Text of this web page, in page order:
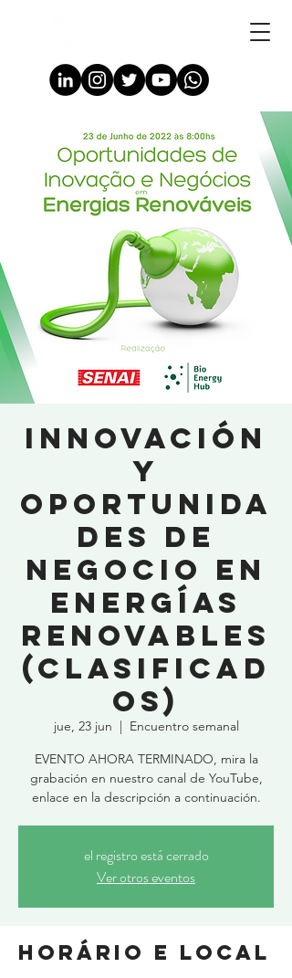
Innovación
y
Oportunida
des de
Negocio en
Energías
Renovables
(CLASIFICAD
OS)
jue, 23 jun
  |
Encuentro semanal
EVENTO AHORA TERMINADO, mira la
grabación en nuestro canal de YouTube,
enlace en la descripción a continuación.
el registro está cerrado
Ver otros eventos
Horário e local